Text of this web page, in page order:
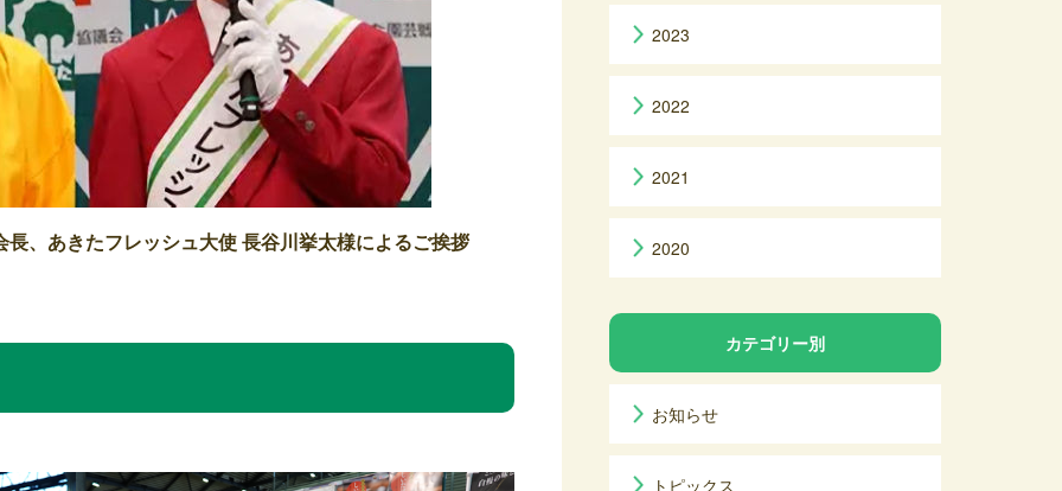
、あきたフレッシュ大使 長谷川挙太様によるご挨拶
2023
2022
2021
2020
カテゴリー別
お知らせ
トピックス